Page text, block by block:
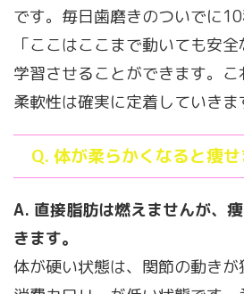
です。毎日歯磨きのついでに
「ここはここまで動いても安
学習させることができます。こ
柔軟性は確実に定着していきま
Q. 体が柔らかくなると痩せ
A. 直接脂肪は燃えませんが、
きます。
体が硬い状態は、関節の動き